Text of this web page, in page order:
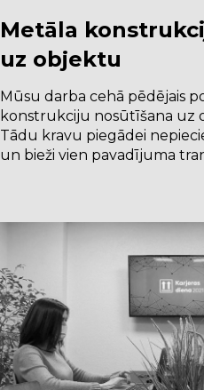
Metāla
uz objektu
Mūsu darba cehā pēdējais
konstrukciju nosūtīšana uz
Tādu kravu piegādei
un bieži vien pavadījuma